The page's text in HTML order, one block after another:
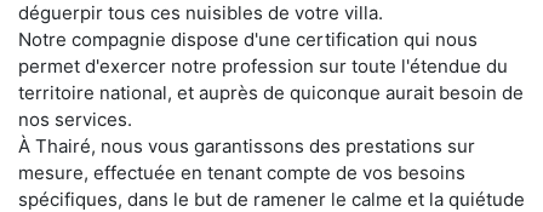
déguerpir tous ces nuisibles de votre villa.
Notre compagnie dispose d'une certification qui nous
permet d'exercer notre profession sur toute l'étendue du
territoire national, et auprès de quiconque aurait besoin de
nos services.
À Thairé, nous vous garantissons des prestations sur
mesure, effectuée en tenant compte de vos besoins
spécifiques, dans le but de ramener le calme et la quiétude